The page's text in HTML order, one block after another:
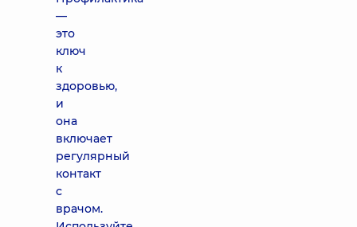
—
это
ключ
к
здоровью,
и
она
включает
регулярный
контакт
с
врачом.